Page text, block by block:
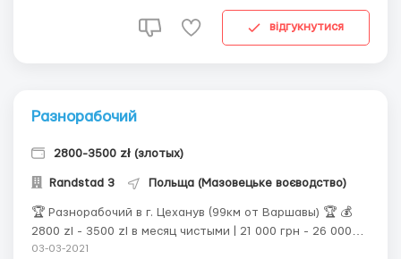
Виза от 3 месяцев или биометр...
відгукнутися
Разнорабочий
2800-3500 zł (злотых)
Randstad 3 Польща (Мазовецьке воєводство)
🏆 Разнорабочий в г. Цеханув (99км от Варшавы) 🏆 💰
2800 zl - 3500 zl в месяц чистыми | 21 000 грн - 26 000
грн | 750$ - 950$; ✔️ Для мужчин до 50 лет; ✔️ Виза от 3
03-03-2021